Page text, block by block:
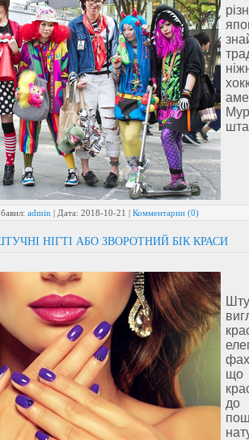
admin | Дата: 2018-10-21 | Комментарии (0)
НІГТІ АБО ЗВОРОТНИЙ БІК КРАСИ
що